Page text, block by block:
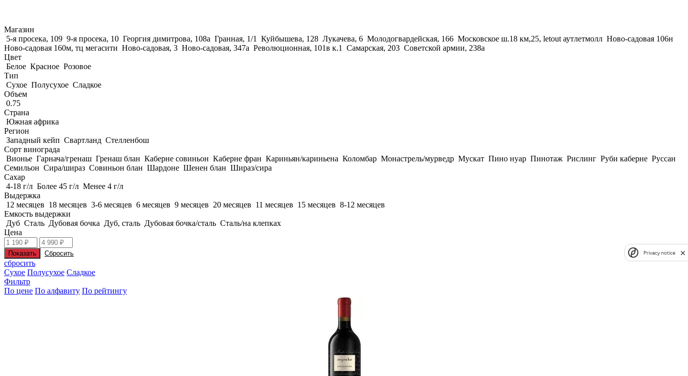
Магазин
5-я просека, 109 9-я просека, 10 Георгия димитрова, 108а Гранная, 1/1 Куйбышева, 128 Лукачева, 6 Молодогвардейская, 166 Московское ш.18 км,25, letout аутлетмолл Ново-садовая 106н
Ново-садовая 160м, тц мегасити Ново-садовая, 3 Ново-садовая, 347а Революционная, 101в к.1 Самарская, 203 Советской армии, 238а
Цвет
Белое Красное Розовое
Тип
Сухое Полусухое Сладкое
Объем
0.75
Страна
Южная африка
Регион
Западный кейп Свартланд Стелленбош
Сорт винограда
Вионье Гарнача/гренаш Гренаш блан Каберне совиньон Каберне фран Кариньян/кариньена Коломбар Монастрель/мурведр Мускат Пино нуар Пинотаж Рислинг Руби каберне Руссан
Семильон Сира/шираз Совиньон блан Шардоне Шенен блан Шираз/сира
Сахар
4-18 г/л Более 45 г/л Менее 4 г/л
Выдержка
12 месяцев 18 месяцев 3-6 месяцев 6 месяцев 9 месяцев 20 месяцев 11 месяцев 15 месяцев 8-12 месяцев
Емкость выдержки
Дуб Сталь Дубовая бочка Дуб, сталь Дубовая бочка/сталь Сталь/на клепках
Цена
сбросить
Сухое Полусухое Сладкое
Фильтр
По цене По алфавиту По рейтингу
Privacy notice